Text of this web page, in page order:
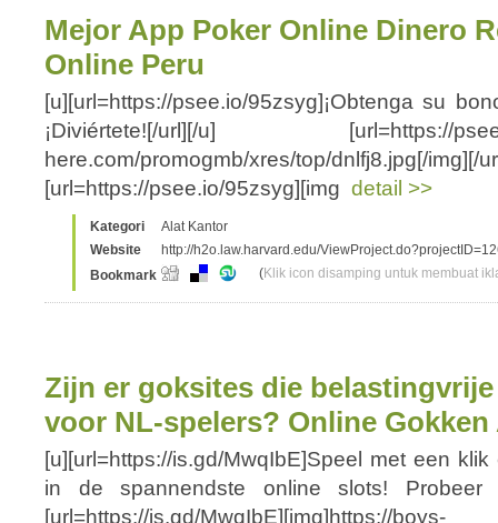
Mejor App Poker Online Dinero
Online Peru
[u][url=https://psee.io/95zsyg]¡Obtenga su
¡Diviértete![/url][/u] [url=https://psee.io/
here.com/promogmb/xres/top/dnlfj8.jpg[/img][/
[url=https://psee.io/95zsyg][img detail >>
Kategori
Alat Kantor
Website
http://h2o.law.harvard.edu/
Bookmark
(Klik icon disamping untuk membuat
Zijn er goksites die
voor NL-spelers? Online Gokken
[u][url=https://is.gd/MwqIbE]Speel met een
in de spannendste online slots! Probeer
[url=https://is.gd/MwqIbE][img]https://boys-